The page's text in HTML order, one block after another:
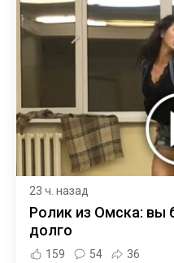
23 ч. назад
Ролик из Омска: вы
долго
159 54 36